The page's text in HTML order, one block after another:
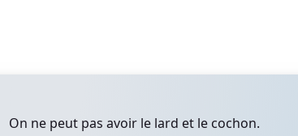
On ne peut pas avoir le lard et le cochon.